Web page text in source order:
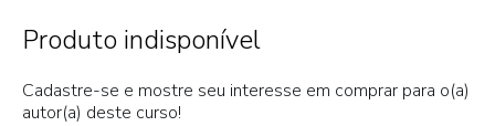
Produto indisponível
Cadastre-se e mostre seu interesse em comprar para o(a)
autor(a) deste curso!